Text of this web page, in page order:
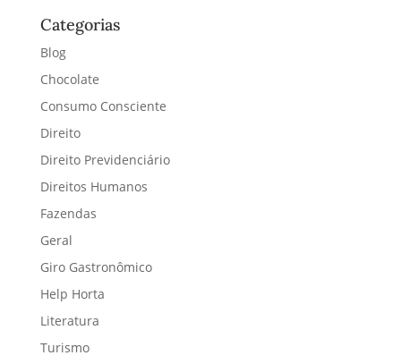
Categorias
Blog
Chocolate
Consumo Consciente
Direito
Direito Previdenciário
Direitos Humanos
Fazendas
Geral
Giro Gastronômico
Help Horta
Literatura
Turismo